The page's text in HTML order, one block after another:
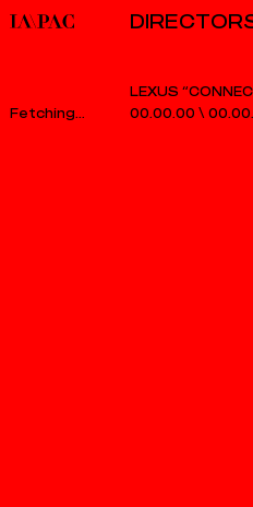
00.00.00 \
LEXUS